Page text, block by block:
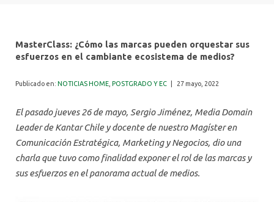
ALUMNI
MasterClass: ¿Cómo las marcas pueden orquestar sus
esfuerzos en el cambiante ecosistema de medios?
Publicado en: NOTICIAS HOME POSTGRADO Y EC 27 mayo, 2022
El pasado jueves 26 de mayo, Sergio Jiménez, Media Domain
Leader de Kantar Chile y docente de nuestro Magíster en
Comunicación Estratégica, Marketing y Negocios, dio una
charla que tuvo como finalidad exponer el rol de las marcas y
sus esfuerzos en el panorama actual de medios.